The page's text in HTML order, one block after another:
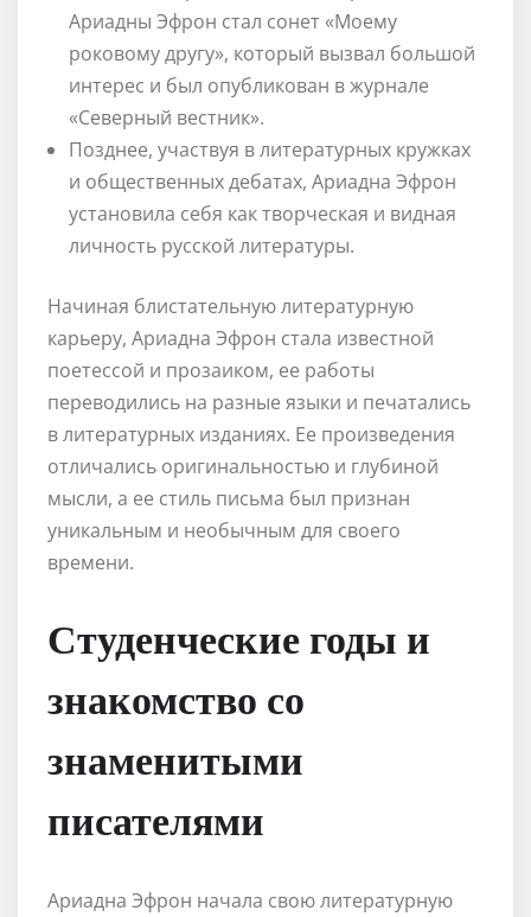
Ариадны Эфрон стал сонет «Моему
роковому другу», который вызвал большой
интерес и был опубликован в журнале
«Северный вестник».
Позднее, участвуя в литературных кружках
и общественных дебатах, Ариадна Эфрон
установила себя как творческая и видная
личность русской литературы.
Начиная блистательную литературную
карьеру, Ариадна Эфрон стала известной
поетессой и прозаиком, ее работы
переводились на разные языки и печатались
в литературных изданиях. Ее произведения
отличались оригинальностью и глубиной
мысли, а ее стиль письма был признан
уникальным и необычным для своего
времени.
Студенческие годы и
знакомство со
знаменитыми
писателями
Ариадна Эфрон начала свою литературную